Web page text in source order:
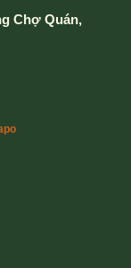
Chợ Quán,